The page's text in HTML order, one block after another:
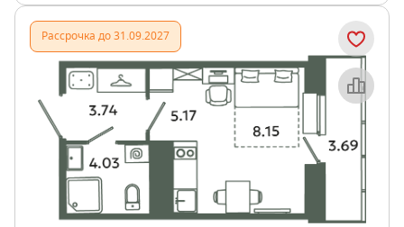
Рассрочка до 31.09.2027
Объект месяца